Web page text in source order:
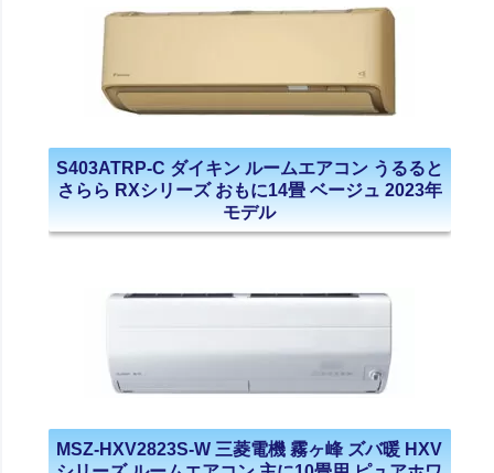
S403ATRP-C ダイキン ルームエアコン うるると
さらら RXシリーズ おもに14畳 ベージュ 2023年
モデル
MSZ-HXV2823S-W 三菱電機 霧ヶ峰 ズバ暖 HXV